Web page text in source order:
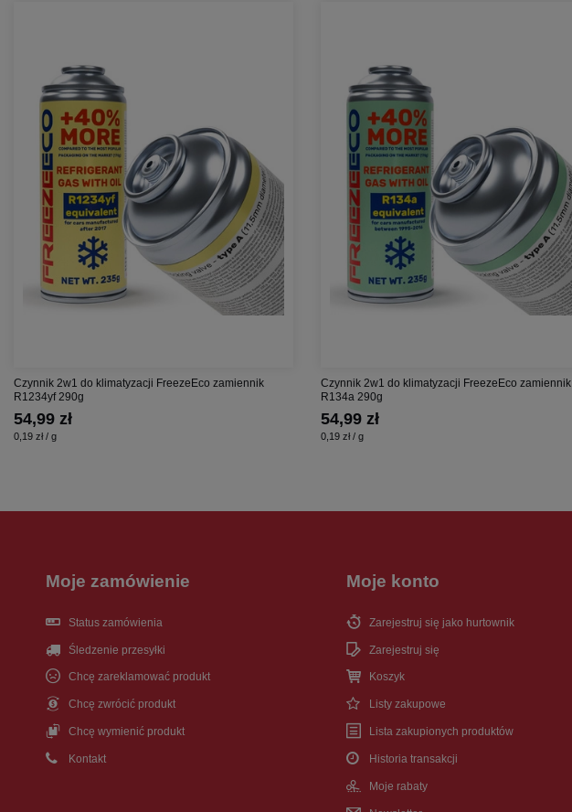
Czynnik 2w1 do klimatyzacji FreezeEco zamiennik
R1234yf 290g
54,99 zł
0,19 zł / g
Czynnik 2w1 do klimatyzacji FreezeEco zamiennik
R134a 290g
54,99 zł
0,19 zł / g
Moje zamówienie
Status zamówienia
Śledzenie przesyłki
Chcę zareklamować produkt
Chcę zwrócić produkt
Chcę wymienić produkt
Kontakt
Moje konto
Zarejestruj się jako hurtownik
Zarejestruj się
Koszyk
Listy zakupowe
Lista zakupionych produktów
Historia transakcji
Moje rabaty